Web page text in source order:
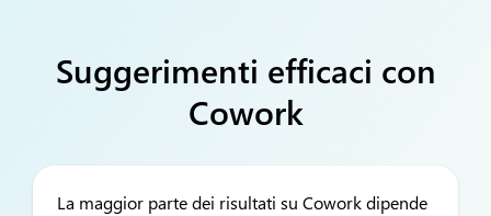
Suggerimenti efficaci con
Cowork
La maggior parte dei risultati su Cowork dipende